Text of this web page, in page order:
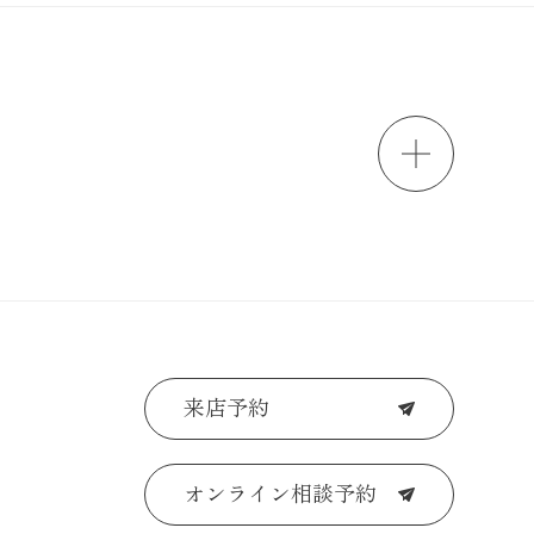
来店予約
オンライン相談予約